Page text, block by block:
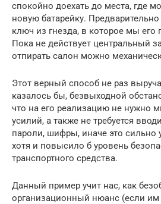
спокойно доехать до места, где
новую батарейку.
ключ из гнезда, в которое мы его
Пока не действует центральный
отпирать салон можно
Этот верный способ не раз
казалось бы, безвыходной
что на его реализацию не нужно
усилий, а также не требуется
пароли, шифры, иначе это сильно
хотя и повысило б уровень
транспортного средства.
Данный пример учит нас, как
организационный нюанс (если им